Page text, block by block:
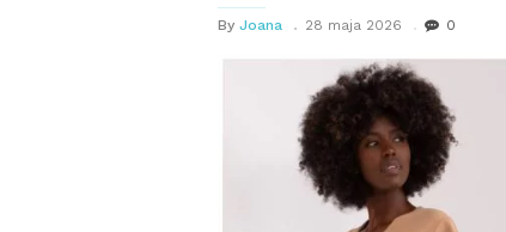
By Joana 28 maja 2026 0